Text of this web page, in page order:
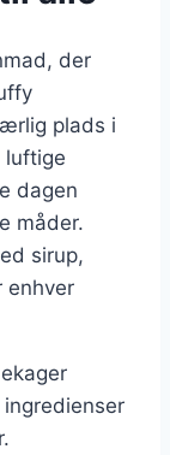
der
plads i
luftige
dagen
måder.
sirup,
enhver